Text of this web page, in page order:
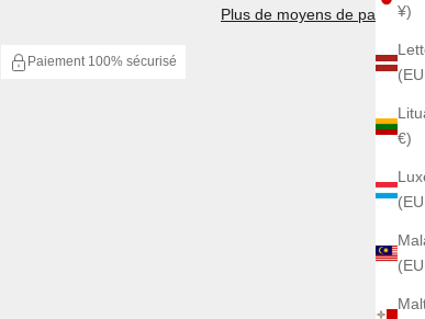
¥)
€)
Plus de moyens de paiement
Paiement 100% sécurisé